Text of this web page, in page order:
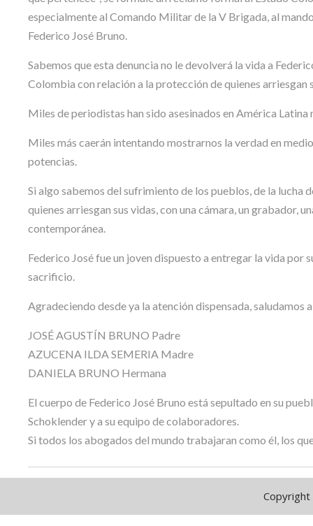
especialmente al Comando Militar de la V Brigada, al
Federico José Bruno.
Sabemos que esta denuncia no le devolverá la vida a
Colombia con relación a la protección de quienes
Miles de periodistas han sido asesinados en América
Miles más caerán intentando mostrarnos la verdad en
potencias.
Si algo sabemos del sufrimiento de los pueblos, de la lucha
quienes arriesgan sus vidas, con una cámara, un grabador,
contemporánea.
Federico José fue un joven dispuesto a entregar la vida por
sacrificio.
Agradeciendo desde ya la atención dispensada, saludamos
JOSÉ AGUSTÍN BRUNO Padre
AZUCENA ILDA SEMERIA Madre
DANIELA BRUNO Hermana
El cuerpo de Federico José Bruno está sepultado en su
Schoklender y a su equipo de colaboradores.
Si todos los abogados del mundo trabajaran como él, los
Copyright